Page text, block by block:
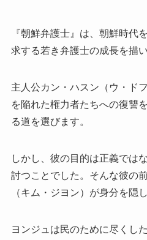
『朝鮮弁護士』は、朝鮮時代
求する若き弁護士の成長を描
主人公カン・ハスン（ウ・ド
を陥れた権力者たちへの復讐
る道を選びます。
しかし、彼の目的は正義では
討つことでした。そんな彼の
（キム・ジヨン）が身分を隠
ヨンジュは民のために尽くし